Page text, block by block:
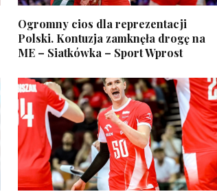
Ogromny cios dla reprezentacji
Polski. Kontuzja zamknęła drogę na
ME – Siatkówka – Sport Wprost